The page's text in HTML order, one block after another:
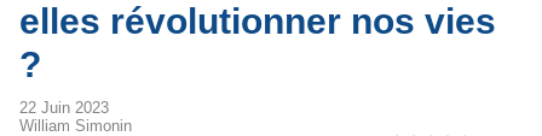
elles révolutionner nos vies
?
22 Juin 2023
William Simonin